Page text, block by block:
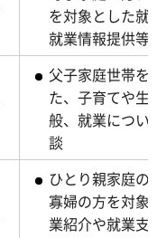
を対象とした就
就業情報提供等
父子家庭世帯を
た、子育てや生
般、就業につい
談
ひとり親家庭の
寡婦の方を対象
業紹介や就業支